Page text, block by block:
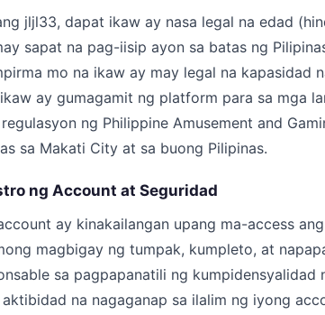
jljl33, dapat ikaw ay nasa legal na edad
sapat na pag-iisip ayon sa batas ng
mo na ikaw ay may legal na kapasidad
ay gumagamit ng platform para sa mga
ng Philippine Amusement and
sa Makati City at sa buong Pilipinas.
ng Account at Seguridad
ay kinakailangan upang ma-access
magbigay ng tumpak, kumpleto, at
sa pagpapanatili ng
na nagaganap sa ilalim ng iyong